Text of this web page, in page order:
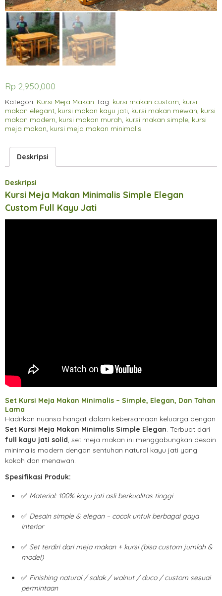
Rp 2,950,000
Kategori: Kursi Meja Makan Tag: kursi makan custom, kursi
makan elegant, kursi makan kayu jati, kursi makan mewah, kursi
makan modern, kursi makan murah, kursi makan simple, kursi
meja makan, kursi meja makan minimalis
Deskripsi
Deskripsi
Kursi Meja Makan Minimalis Simple Elegan
Custom Full Kayu Jati
Set Kursi Meja Makan Minimalis – Simple, Elegan, Dan Tahan
Lama
Hadirkan nuansa hangat dalam kebersamaan keluarga dengan
Set Kursi Meja Makan Minimalis Simple Elegan. Terbuat dari
full kayu jati solid, set meja makan ini menggabungkan desain
minimalis modern dengan sentuhan natural kayu jati yang
kokoh dan menawan.
Spesifikasi Produk:
✅ Material: 100% kayu jati asli berkualitas tinggi
✅ Desain simple & elegan – cocok untuk berbagai gaya
interior
✅ Set terdiri dari meja makan + kursi (bisa custom jumlah &
model)
✅ Finishing natural / salak / walnut / duco / custom sesuai
permintaan